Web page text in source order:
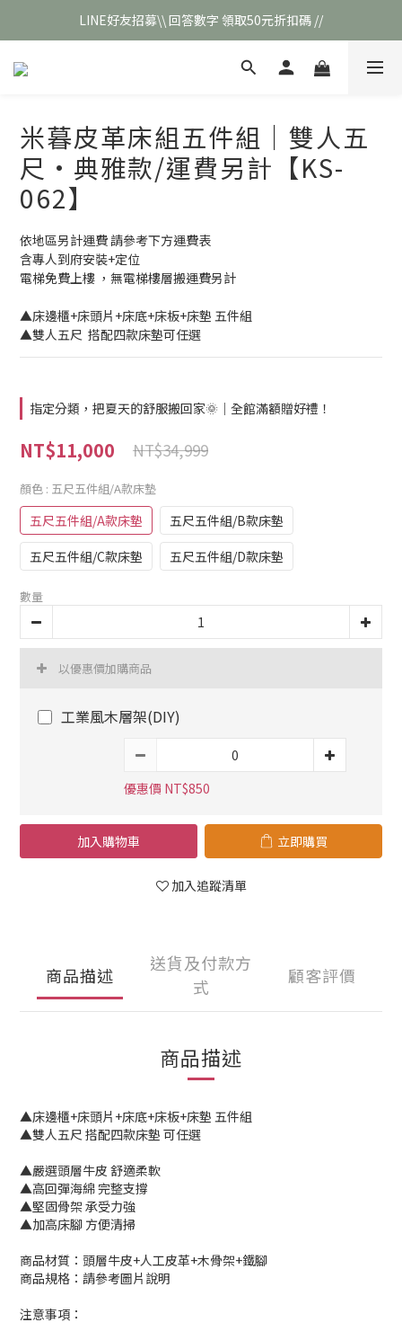
\\新會員註冊// 贈100元購物金❣️
LINE好友招募\\ 回答數字 領取50元折扣碼 //
\\新會員註冊// 贈100元購物金❣️
米暮皮革床組五件組｜雙人五
尺·典雅款/運費另計【KS-
062】
依地區另計運費 請參考下方運費表
含專人到府安裝+定位
電梯免費上樓 ，無電梯樓層搬運費另計
▲床邊櫃+床頭片+床底+床板+床墊 五件組
▲雙人五尺  搭配四款床墊可任選
指定分類，把夏天的舒服搬回家🌞｜全館滿額贈好禮！
NT$11,000 NT$34,999
顏色 : 五尺五件組/A款床墊
五尺五件組/A款床墊
五尺五件組/B款床墊
五尺五件組/C款床墊
五尺五件組/D款床墊
數量
以優惠價加購商品
工業風木層架(DIY)
優惠價 NT$850
加入購物車 立即購買
加入追蹤清單
商品描述
送貨及付款方
式
顧客評價
商品描述
▲床邊櫃+床頭片+床底+床板+床墊 五件組
▲雙人五尺 搭配四款床墊 可任選
▲嚴選頭層牛皮 舒適柔軟
▲高回彈海綿 完整支撐
▲堅固骨架 承受力強
▲加高床腳 方便清掃
商品材質：頭層牛皮+人工皮革+木骨架+鐵腳
商品規格：請參考圖片說明
注意事項：